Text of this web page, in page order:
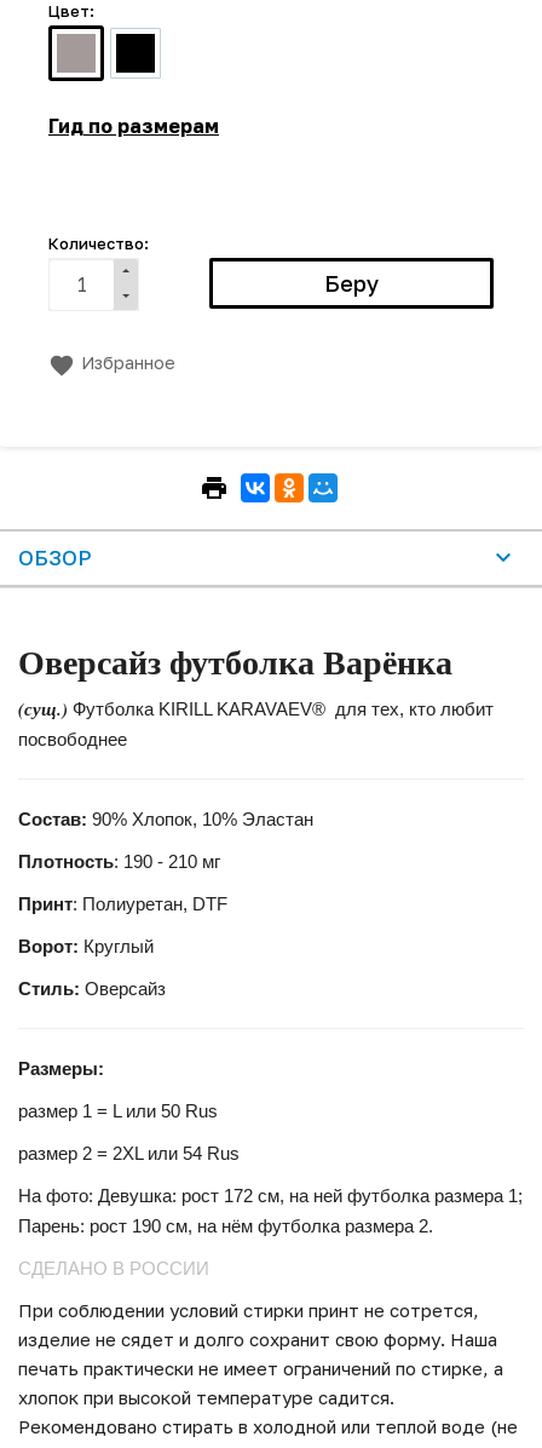
Цвет:
Гид по размерам
Количество:
Избранное
ОБЗОР
Оверсайз футболка Варёнка
(сущ.) Футболка KIRILL KARAVAEV® для тех, кто любит
посвободнее
Состав: 90% Хлопок, 10% Эластан
Плотность: 190 - 210 мг
Принт: Полиуретан, DTF
Ворот: Круглый
Стиль: Оверсайз
Размеры:
размер 1 = L или 50 Rus
размер 2 = 2XL или 54 Rus
На фото: Девушка: рост 172 см, на ней футболка размера 1;
Парень: рост 190 см, на нём футболка размера 2.
СДЕЛАНО В РОССИИ
При соблюдении условий стирки принт не сотрется,
изделие не сядет и долго сохранит свою форму. Наша
печать практически не имеет ограничений по стирке, а
хлопок при высокой температуре садится.
Рекомендовано стирать в холодной или теплой воде (не